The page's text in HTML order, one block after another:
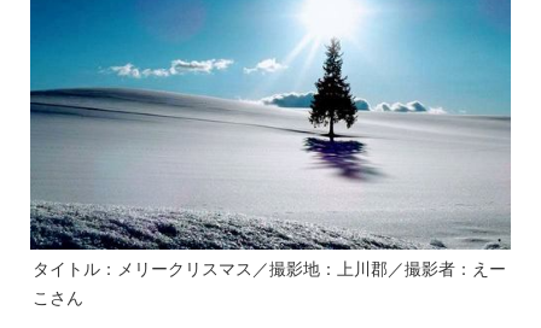
タイトル：メリークリスマス／撮影地：上川郡／撮影者：えー
こさん